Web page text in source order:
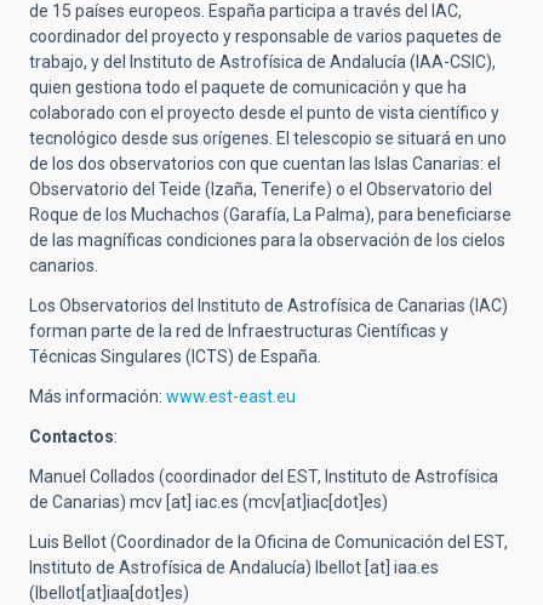
de 15 países europeos. España participa a través del IAC,
coordinador del proyecto y responsable de varios paquetes de
trabajo, y del Instituto de Astrofísica de Andalucía (IAA-CSIC),
quien gestiona todo el paquete de comunicación y que ha
colaborado con el proyecto desde el punto de vista científico y
tecnológico desde sus orígenes. El telescopio se situará en uno
de los dos observatorios con que cuentan las Islas Canarias: el
Observatorio del Teide (Izaña, Tenerife) o el Observatorio del
Roque de los Muchachos (Garafía, La Palma), para beneficiarse
de las magníficas condiciones para la observación de los cielos
canarios.
Los Observatorios del Instituto de Astrofísica de Canarias (IAC)
forman parte de la red de Infraestructuras Científicas y
Técnicas Singulares (ICTS) de España.
Más información: www.est-east.eu
Contactos:
Manuel Collados (coordinador del EST, Instituto de Astrofísica
de Canarias) mcv [at] iac.es (mcv[at]iac[dot]es)
Luis Bellot (Coordinador de la Oficina de Comunicación del EST,
Instituto de Astrofísica de Andalucía) lbellot [at] iaa.es
(lbellot[at]iaa[dot]es)